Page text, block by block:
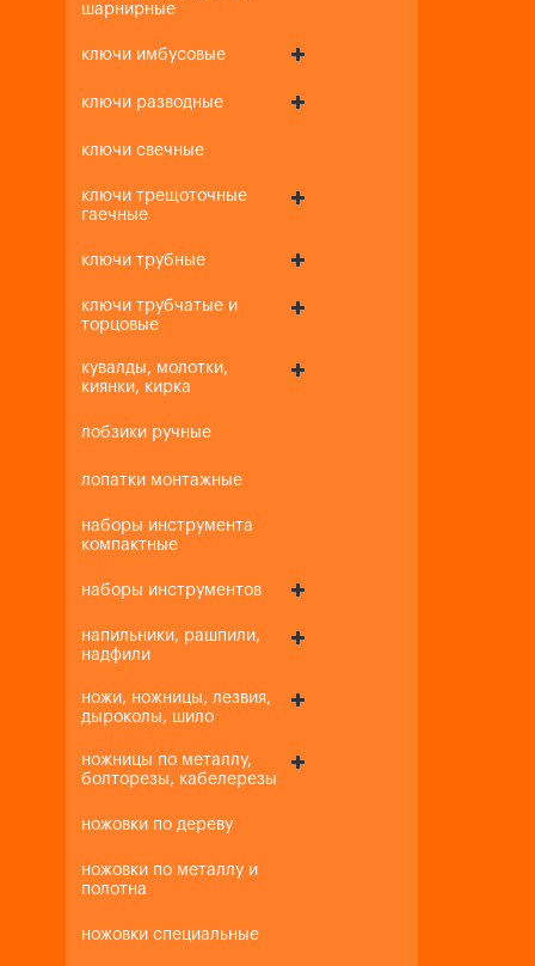
шарнирные
ключи имбусовые
ключи разводные
ключи свечные
ключи трещоточные
гаечные
ключи трубные
ключи трубчатые и
торцовые
кувалды, молотки,
киянки, кирка
лобзики ручные
лопатки монтажные
наборы инструмента
компактные
наборы инструментов
напильники, рашпили,
надфили
ножи, ножницы, лезвия,
дыроколы, шило
ножницы по металлу,
болторезы, кабелерезы
ножовки по дереву
ножовки по металлу и
полотна
ножовки специальные